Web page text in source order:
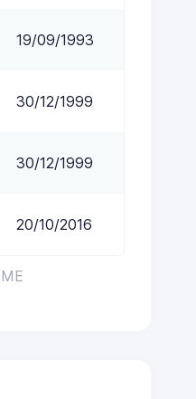
19/09/1993
30/12/1999
30/12/1999
20/10/2016